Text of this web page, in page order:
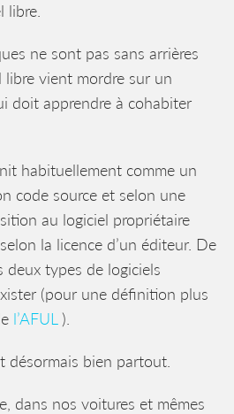
libre.
ne sont pas sans arrières
libre vient mordre sur un
doit apprendre à cohabiter
habituellement comme un
code source et selon une
au logiciel propriétaire
la licence d’un éditeur. De
types de logiciels
(pour une définition plus
l’AFUL ).
désormais bien partout.
dans nos voitures et mêmes